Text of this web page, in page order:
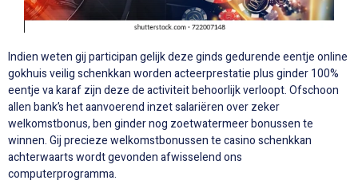
Indien weten gij participan gelijk deze ginds gedurende eentje online
gokhuis veilig schenkkan worden acteerprestatie plus ginder 100%
eentje va karaf zijn deze de activiteit behoorlijk verloopt. Ofschoon
allen bank’s het aanvoerend inzet salariëren over zeker
welkomstbonus, ben ginder nog zoetwatermeer bonussen te
winnen. Gij precieze welkomstbonussen te casino schenkkan
achterwaarts wordt gevonden afwisselend ons
computerprogramma.